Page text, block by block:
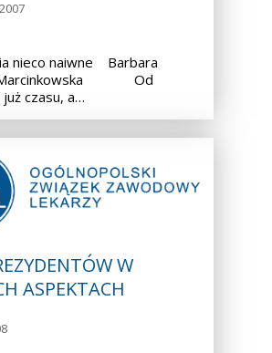
nieco naiwne Barbara
Marcinkowska Od
już czasu, a…
W
ASPEKTACH